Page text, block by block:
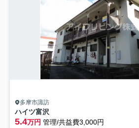
多摩市諏訪
ハイツ富沢
5.4万円 管理/共益費3,000円